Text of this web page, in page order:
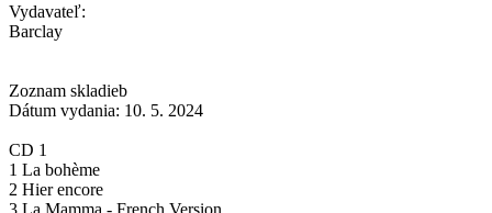
Vydavateľ:
Barclay
Zoznam skladieb
Dátum vydania: 10. 5. 2024
CD 1
1 La bohème
2 Hier encore
3 La Mamma - French Version